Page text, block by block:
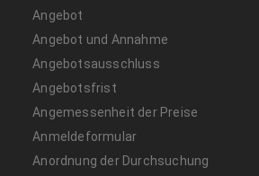
Angebot
Angebot und Annahme
Angebotsausschluss
Angebotsfrist
Angemessenheit der Preise
Anmeldeformular
Anordnung der Durchsuchung